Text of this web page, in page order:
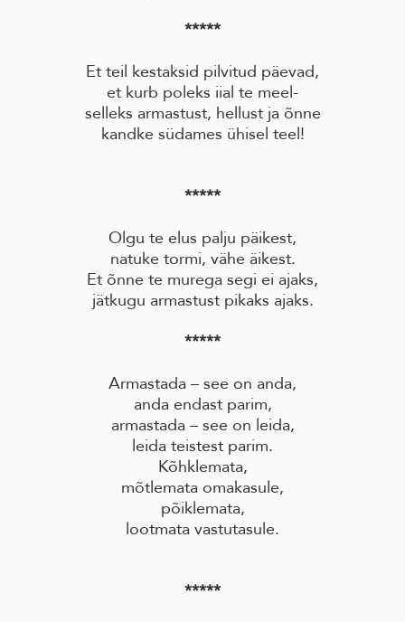
*****
Et teil kestaksid pilvitud päevad,
et kurb poleks iial te meel-
selleks armastust, hellust ja õnne
kandke südames ühisel teel!
*****
Olgu te elus palju päikest,
natuke tormi, vähe äikest.
Et õnne te murega segi ei ajaks,
jätkugu armastust pikaks ajaks.
*****
Armastada – see on anda,
anda endast parim,
armastada – see on leida,
leida teistest parim.
Kõhklemata,
mõtlemata omakasule,
põiklemata,
lootmata vastutasule.
*****